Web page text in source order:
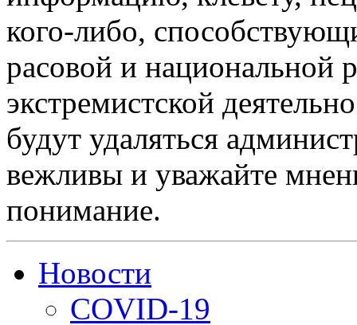
кого-либо,
расовой и национальной
экстремистской
будут удаляться
вежливы и уважайте
понимание.
Новости
COVID-19